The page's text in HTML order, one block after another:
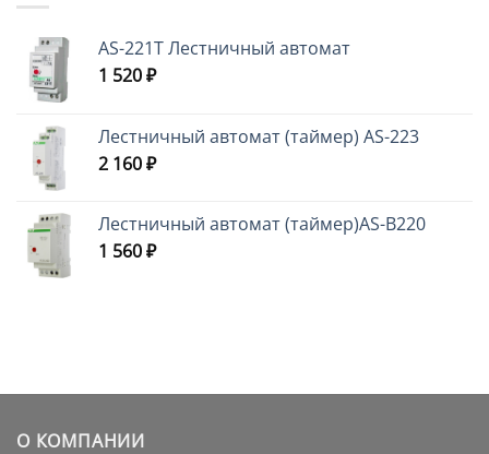
AS-221T Лестничный автомат
1 520₽
Лестничный автомат (таймер) AS-223
2 160₽
Лестничный автомат (таймер)AS-B220
1 560₽
О КОМПАНИИ